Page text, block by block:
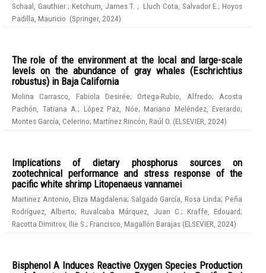
Schaal, Gauthier;Ketchum, James T.; Lluch Cota, Salvador E.;Hoyos
Padilla, Mauricio (Springer, 2024)
The role of the environment at the local and large-scale
levels on the abundance of gray whales (Eschrichtius
robustus) in Baja California
Molina Carrasco, Fabiola Desirée;Ortega-Rubio, Alfredo; Acosta
Pachón, Tatiana A. ; López Paz, Nóe; Mariano Meléndez, Everardo;
Montes García, Celerino; Martínez Rincón, Raúl O. (ELSEVIER 2024)
Implications of dietary phosphorus sources on
zootechnical performance and stress response of the
pacific white shrimp Litopenaeus vannamei
Martinez Antonio, Eliza Magdalena; Salgado García, Rosa Linda; Peña
Rodríguez, Alberto;Ruvalcaba Márquez, Juan C. ; Kraffe, Edouard;
Racotta Dimitrov, Ilie S. ; Francisco, Magallón Barajas (ELSEVIER 2024)
Bisphenol A Induces Reactive Oxygen Species Production